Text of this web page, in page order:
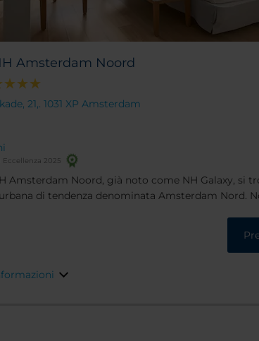
Amsterdam Noord
21,. 1031 XP Amsterdam
2025
Amsterdam Noord, già noto come NH Galaxy, si
di tendenza denominata Amsterdam Nord.